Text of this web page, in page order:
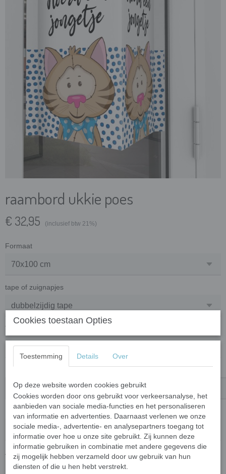
raambord ukkie poes
€ 32,95 (inclusief btw 21%)
Formaat
tape of zuignapjes
Tekst op het bord
Levertijd
Aantal
Cookies toestaan Opties
Toestemming Details Over
Op deze website worden cookies gebruikt
Cookies worden door ons gebruikt voor verkeersanalyse, het
aanbieden van sociale media-functies en het personaliseren
van informatie en advertenties. Daarnaast verlenen we onze
sociale media-, advertentie- en analysepartners toegang tot
informatie over hoe u onze site gebruikt. Zij kunnen deze
informatie gebruiken in combinatie met andere gegevens die
zij mogelijk hebben verzameld door uw gebruik van hun
diensten of die u hen hebt verstrekt.